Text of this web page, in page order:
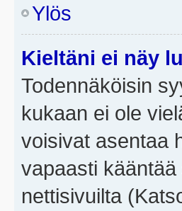
Ylös
Kieltäni ei näy
Todennäköisin
kukaan ei ole
voisivat asentaa
vapaasti
nettisivuilta